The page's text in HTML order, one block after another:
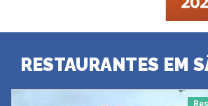
RESTAURANTES EM